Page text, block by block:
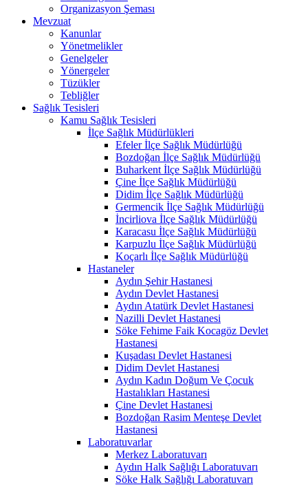
Organizasyon Şeması
Mevzuat
Kanunlar
Yönetmelikler
Genelgeler
Yönergeler
Tüzükler
Tebliğler
Sağlık Tesisleri
Kamu Sağlık Tesisleri
İlçe Sağlık Müdürlükleri
Efeler İlçe Sağlık Müdürlüğü
Bozdoğan İlçe Sağlık Müdürlüğü
Buharkent İlçe Sağlık Müdürlüğü
Çine İlçe Sağlık Müdürlüğü
Didim İlçe Sağlık Müdürlüğü
Germencik İlçe Sağlık Müdürlüğü
İncirliova İlçe Sağlık Müdürlüğü
Karacasu İlçe Sağlık Müdürlüğü
Karpuzlu İlçe Sağlık Müdürlüğü
Koçarlı İlçe Sağlık Müdürlüğü
Hastaneler
Aydın Şehir Hastanesi
Aydın Devlet Hastanesi
Aydın Atatürk Devlet Hastanesi
Nazilli Devlet Hastanesi
Söke Fehime Faik Kocagöz Devlet
Hastanesi
Kuşadası Devlet Hastanesi
Didim Devlet Hastanesi
Aydın Kadın Doğum Ve Çocuk
Hastalıkları Hastanesi
Çine Devlet Hastanesi
Bozdoğan Rasim Menteşe Devlet
Hastanesi
Laboratuvarlar
Merkez Laboratuvarı
Aydın Halk Sağlığı Laboratuvarı
Söke Halk Sağlığı Laboratuvarı